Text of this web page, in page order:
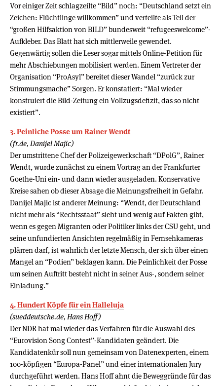
Vor einiger Zeit schlagzeilte “Bild” noch: “Deutschland setzt ein
Zeichen: Flüchtlinge willkommen” und verteilte als Teil der
“großen Hilfsaktion von BILD” bundesweit “refugeeswelcome”-
Aufkleber. Das Blatt hat sich mittlerweile gewendet.
Gegenwärtig sollen die Leser sogar mittels Online-Petition für
mehr Abschiebungen mobilisiert werden. Einem Vertreter der
Organisation “ProAsyl” bereitet dieser Wandel “zurück zur
Stimmungsmache” Sorgen. Er konstatiert: “Mal wieder
konstruiert die Bild-Zeitung ein Vollzugsdefizit, das so nicht
existiert”.
3. Peinliche Posse um Rainer Wendt
(fr.de, Danijel Majic)
Der umstrittene Chef der Polizeigewerkschaft “DPolG”, Rainer
Wendt, wurde zunächst zu einem Vortrag an der Frankfurter
Goethe-Uni ein- und dann wieder ausgeladen. Konservative
Kreise sahen ob dieser Absage die Meinungsfreiheit in Gefahr.
Danijel Majic ist anderer Meinung: “Wendt, der Deutschland
nicht mehr als “Rechtsstaat” sieht und wenig auf Fakten gibt,
wenn es gegen Migranten oder Politiker links der CSU geht, und
seine unfundierten Ansichten regelmäßig in Fernsehkameras
plärren darf, ist wahrlich der letzte Mensch, der sich über einen
Mangel an “Podien” beklagen kann. Die Peinlichkeit der Posse
um seinen Auftritt besteht nicht in seiner Aus-, sondern seiner
Einladung.”
4. Hundert Köpfe für ein Halleluja
(sueddeutsche.de, Hans Hoff)
Der NDR hat mal wieder das Verfahren für die Auswahl des
“Eurovision Song Contest”-Kandidaten geändert. Die
Kandidatenkür soll nun gemeinsam von Datenexperten, einem
100-köpfigen “Europa-Panel” und einer internationalen Jury
durchgeführt werden. Hans Hoff ahnt die Beweggründe für das